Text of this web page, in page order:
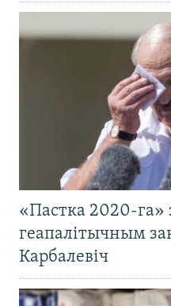
«Пастка 2020-га»
геапалітычным
Карбалевіч